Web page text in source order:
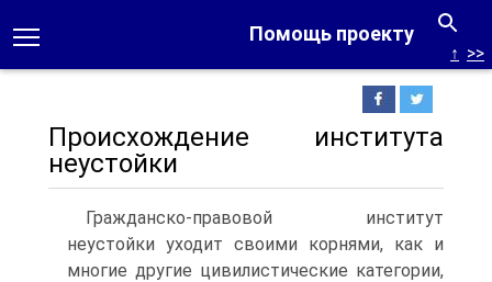
Помощь проекту
↑ >>
Происхождение института
неустойки
Гражданско-правовой институт
неустойки уходит своими корнями, как и
многие другие цивилистические категории,